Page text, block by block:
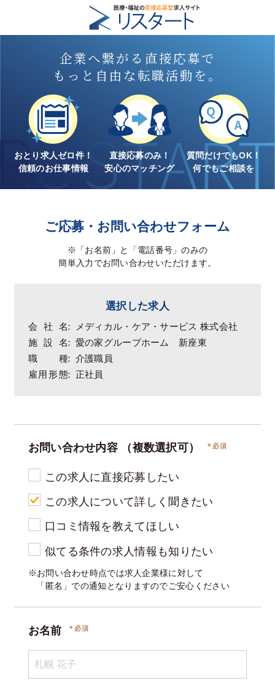
企業へ繋がる直接応募で
もっと自由な転職活動を。
おとり求人ゼロ件！
信頼のお仕事情報
直接応募のみ！
安心のマッチング
質問だけでもOK！
何でもご相談を
ご応募・お問い合わせフォーム
※「お名前」と「電話番号」のみの
簡単入力でお問い合わせいただけます。
選択した求人
会社名
メディカル・ケア・サービス 株式会社
施設名
愛の家グループホーム 新座東
職種
介護職員
雇用形態
正社員
お問い合わせ内容 （複数選択可）
この求人に直接応募したい
この求人について詳しく聞きたい
口コミ情報を教えてほしい
似てる条件の求人情報も知りたい
※お問い合わせ時点では求人企業様に対して
「匿名」での通知となりますのでご安心ください
お名前